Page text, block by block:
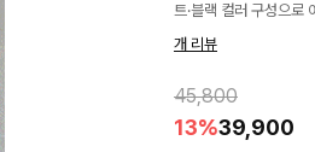
트·블랙 컬러 구성으로
개 리뷰
45,800
13%39,900